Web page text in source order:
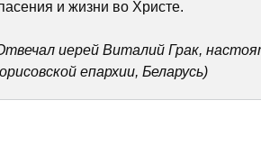
и жизни во Христе.
иерей Виталий Грак,
епархии, Беларусь)